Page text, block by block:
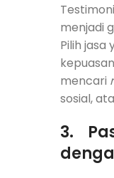
menjadi
Pilih jasa
mencari
sosial,
3.